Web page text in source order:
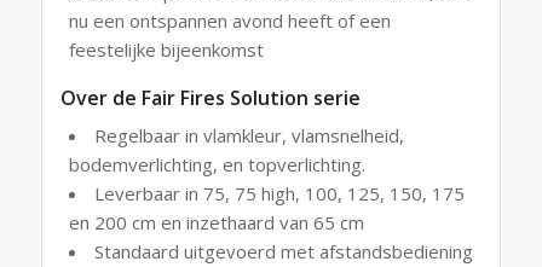
nu een ontspannen avond heeft of een
feestelijke bijeenkomst
Over de Fair Fires Solution serie
Regelbaar in vlamkleur, vlamsnelheid,
bodemverlichting, en topverlichting.
Leverbaar in 75, 75 high, 100, 125, 150, 175
en 200 cm en inzethaard van 65 cm
Standaard uitgevoerd met afstandsbediening